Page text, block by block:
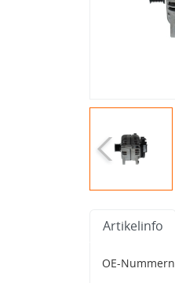
Artikelinfo
OE-Nummern